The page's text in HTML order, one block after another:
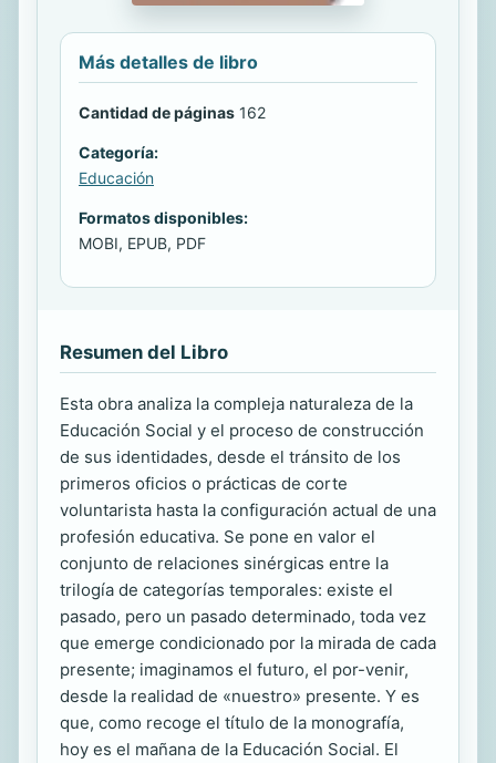
Más detalles de libro
Cantidad de páginas 162
Categoría:
Educación
Formatos disponibles:
MOBI, EPUB, PDF
Resumen del Libro
Esta obra analiza la compleja naturaleza de la
Educación Social y el proceso de construcción
de sus identidades, desde el tránsito de los
primeros oficios o prácticas de corte
voluntarista hasta la configuración actual de una
profesión educativa. Se pone en valor el
conjunto de relaciones sinérgicas entre la
trilogía de categorías temporales: existe el
pasado, pero un pasado determinado, toda vez
que emerge condicionado por la mirada de cada
presente; imaginamos el futuro, el por-venir,
desde la realidad de «nuestro» presente. Y es
que, como recoge el título de la monografía,
hoy es el mañana de la Educación Social. El